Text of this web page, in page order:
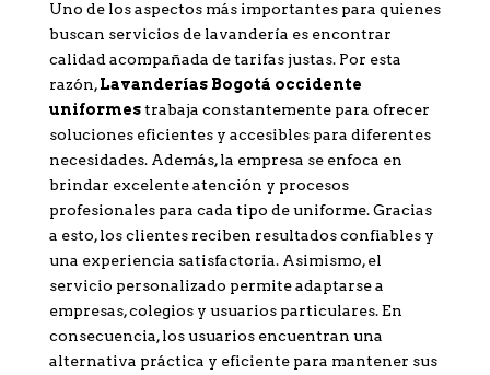
Uno de los aspectos más importantes para quienes
buscan servicios de lavandería es encontrar
calidad acompañada de tarifas justas. Por esta
razón,Lavanderías Bogotá occidente
uniformestrabaja constantemente para ofrecer
soluciones eficientes y accesibles para diferentes
necesidades. Además, la empresa se enfoca en
brindar excelente atención y procesos
profesionales para cada tipo de uniforme. Gracias
a esto, los clientes reciben resultados confiables y
una experiencia satisfactoria. Asimismo, el
servicio personalizado permite adaptarse a
empresas, colegios y usuarios particulares. En
consecuencia, los usuarios encuentran una
alternativa práctica y eficiente para mantener sus